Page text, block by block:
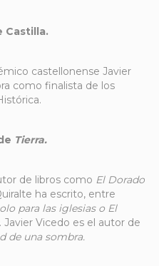
Castilla.
castellonense Javier
como finalista de los
Tierra.
de libros como El Dorado
ha escrito, entre
para las iglesias o El
. Javier Vicedo es el autor de
de una sombra.